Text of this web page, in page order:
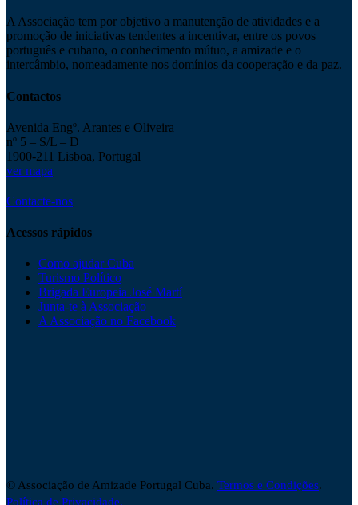
A Associação tem por objetivo a manutenção de atividades e a
promoção de iniciativas tendentes a incentivar, entre os povos
português e cubano, o conhecimento mútuo, a amizade e o
intercâmbio, nomeadamente nos domínios da cooperação e da paz.
Contactos
Avenida Engº. Arantes e Oliveira
nº 5 – S/L – D
1900-211 Lisboa, Portugal
ver mapa
Contacte-nos
Acessos rápidos
Como ajudar Cuba
Turismo Político
Brigada Europeia José Martí
Junta-te à Associação
A Associação no Facebook
© Associação de Amizade Portugal Cuba. Termos e Condições.
Política de Privacidade.